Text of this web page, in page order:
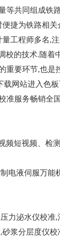
、几何量
捷为铁路相
工程师多名,
、调校的技
重要环节,也
网站进入色板
准服务畅销全
视频、检
电液伺服万
力泌水仪校
浆分层度仪